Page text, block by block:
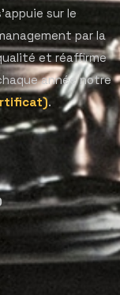
sur le
par la
et réaffirme
année notre
.